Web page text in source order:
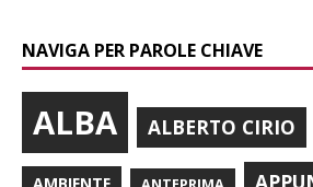
NAVIGA PER PAROLE CHIAVE
ALBA ALBERTO CIRIO